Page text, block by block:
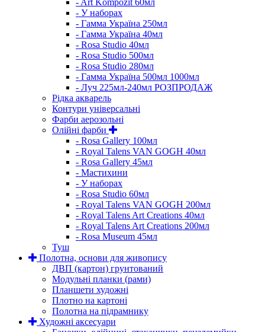
- Art Kompozit 60мл
- У наборах
- Гамма Україна 250мл
- Гамма Україна 40мл
- Rosa Studio 40мл
- Rosa Studio 500мл
- Rosa Studio 280мл
- Гамма Україна 500мл 1000мл
- Луч 225мл-240мл РОЗПРОДАЖ
Рідка акварель
Контури універсальні
Фарби аерозольні
Олійні фарби
- Rosa Gallery 100мл
- Royal Talens VAN GOGH 40мл
- Rosa Gallery 45мл
- Мастихини
- У наборах
- Rosa Studio 60мл
- Royal Talens VAN GOGH 200мл
- Royal Talens Art Creations 40мл
- Royal Talens Art Creations 200мл
- Rosa Museum 45мл
Туш
Полотна, основи для живопису
ДВП (картон) грунтований
Модульні планки (рами)
Планшети художні
Плотно на картоні
Полотна на підрамнику
Художні аксесуари